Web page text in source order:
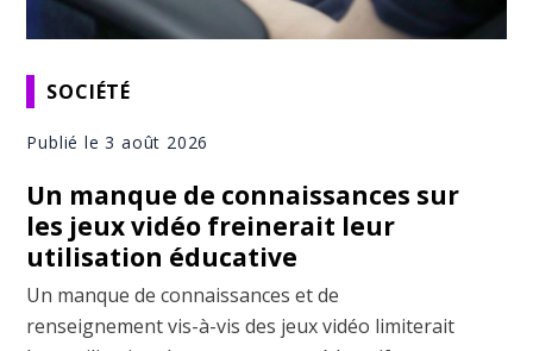
SOCIÉTÉ
Publié le 3 août 2026
Un manque de connaissances sur
les jeux vidéo freinerait leur
utilisation éducative
Un manque de connaissances et de
renseignement vis-à-vis des jeux vidéo limiterait